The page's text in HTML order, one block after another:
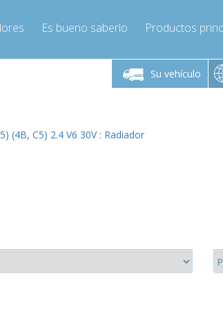
Es bueno saberlo Productos
Su vehículo
De lunes a viernes de 9:00 a
16:00
Info@compressor-express.es
De lunes a
(4B, C5) 2.4 V6 30V : Radiador